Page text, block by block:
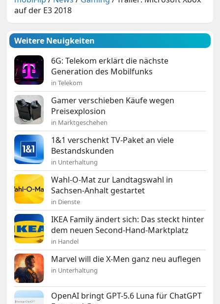
auf der E3 2018
Weitere Neuigkeiten
6G: Telekom erklärt die nächste
Generation des Mobilfunks
in Telekom
Gamer verschieben Käufe wegen
Preisexplosion
in Marktgeschehen
1&1 verschenkt TV-Paket an viele
Bestandskunden
in Unterhaltung
Wahl-O-Mat zur Landtagswahl in
Sachsen-Anhalt gestartet
in Dienste
IKEA Family ändert sich: Das steckt hinter
dem neuen Second-Hand-Marktplatz
in Handel
Marvel will die X-Men ganz neu auflegen
in Unterhaltung
OpenAI bringt GPT-5.6 Luna für ChatGPT